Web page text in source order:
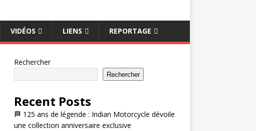
VIDÉOS LIENS REPORTAGE
Rechercher
Rechercher
Recent Posts
🏁 125 ans de légende : Indian Motorcycle dévoile
une collection anniversaire exclusive